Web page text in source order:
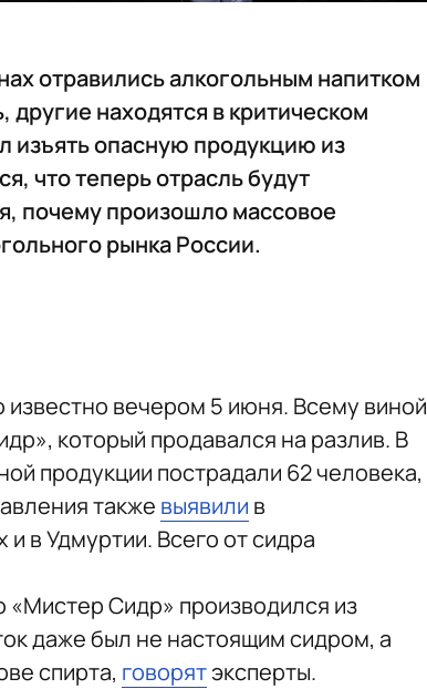
отравились алкогольным напитком
находятся в критическом
изъять опасную продукцию из
что теперь отрасль будут
почему произошло массовое
рынка России.
вечером 5 июня. Всему виной
который продавался на разлив. В
продукции пострадали 62 человека,
также выявили в
в Удмуртии. Всего от сидра
«Мистер Сидр» производился из
даже был не настоящим сидром, а
спирта, говорятэксперты.